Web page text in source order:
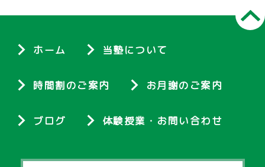
ホーム 当塾について
時間割のご案内 お月謝のご案内
ブログ 体験授業・お問い合わせ